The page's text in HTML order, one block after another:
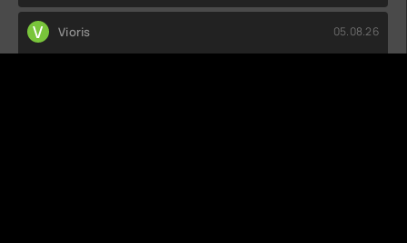
V Vioris 05.08.26
Как же мне понравилась эта история! Каждый эпизод